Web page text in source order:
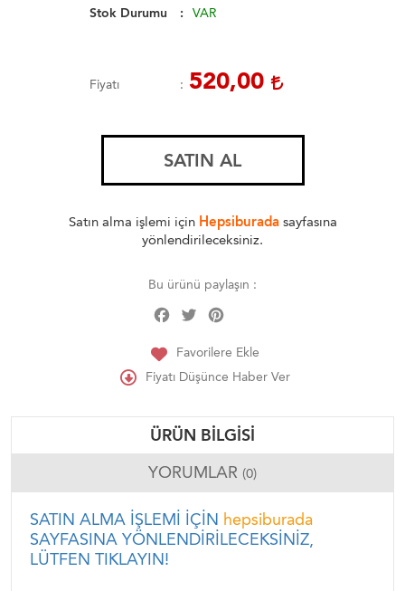
Stok Durumu
VAR
Fiyatı 520,00
SATIN AL
Satın alma işlemi için Hepsiburadasayfasına
yönlendirileceksiniz.
Bu ürünü paylaşın :
Facebook
Twitter
Favorilere Ekle
Fiyatı Düşünce Haber Ver
ÜRÜN BILGISI
YORUMLAR (0)
SATIN ALMA İŞLEMİ İÇİN hepsiburada
SAYFASINA YÖNLENDİRİLECEKSİNİZ,
LÜTFEN TIKLAYIN!